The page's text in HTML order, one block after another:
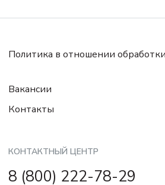
Политика в отношении
Вакансии
Контакты
КОНТАКТНЫЙ ЦЕНТР
8 (800) 222-78-29